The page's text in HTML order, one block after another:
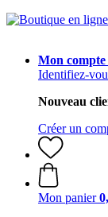
Mon compte
Identifiez-
Nouveau
Créer un
Mon panier